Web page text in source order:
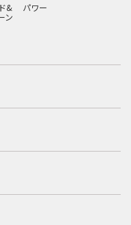
&
ン
パワー